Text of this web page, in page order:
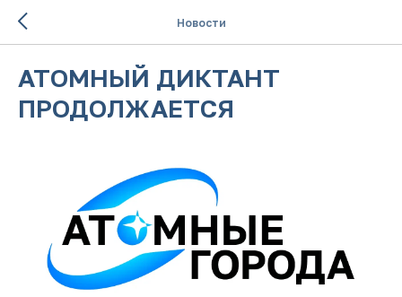
Новости
АТОМНЫЙ ДИКТАНТ
ПРОДОЛЖАЕТСЯ